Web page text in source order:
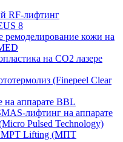
RF-лифтинг
8
ремоделирование кожи на
на CO2 лазере
(Finepeel Clear
аппарате BBL
лифтинг на аппарате
Pulsed Technology)
MPT Lifting (МПТ